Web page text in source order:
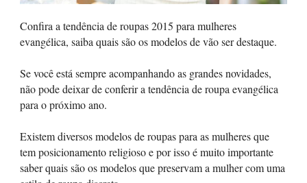
Confira a tendência de roupas 2015 para mulheres
evangélica, saiba quais são os modelos de vão ser destaque.
Se você está sempre acompanhando as grandes novidades,
não pode deixar de conferir a tendência de roupa evangélica
para o próximo ano.
Existem diversos modelos de roupas para as mulheres que
tem posicionamento religioso e por isso é muito importante
saber quais são os modelos que preservam a mulher com uma